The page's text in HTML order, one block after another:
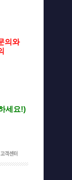
의와
세요!)